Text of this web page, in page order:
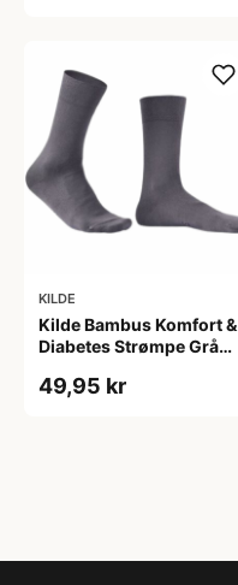
KILDE
Kilde Bambus Komfort &
Diabetes Strømpe Grå
49,95 kr